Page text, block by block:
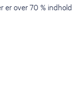
er over 70 % indhold